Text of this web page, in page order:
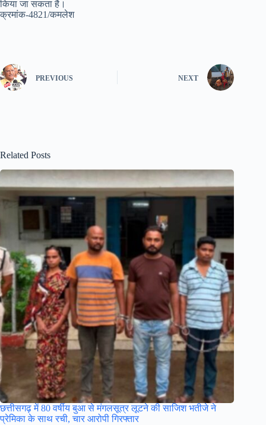
किया जा सकता है।
क्रमांक-4821/कमलेश
PREVIOUS NEXT
Related Posts
छत्तीसगढ़ में 80 वर्षीय बुआ से मंगलसूत्र लूटने की साजिश भतीजे ने
प्रेमिका के साथ रची, चार आरोपी गिरफ्तार